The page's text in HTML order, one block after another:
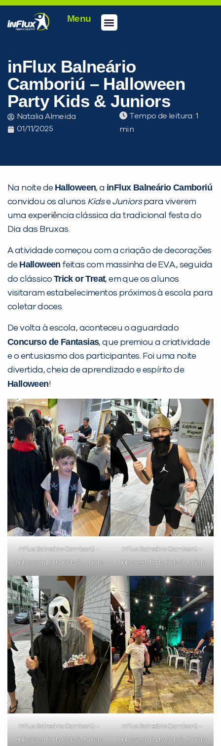
Menu
inFlux Balneário
Camboriú – Halloween
Party Kids & Juniors
Natalia Almeida
01/11/2025
Tempo de leitura:
Na noite de Halloween, a inFlux Balneário Camboriú
convidou os alunos KidseJuniorspara viverem
uma experiência clássica da tradicional festa do
Dia das Bruxas.
A atividade começou com a criação de decorações
de Halloween feitas com massinha de E.V.A., seguida
do clássico Trick or Treat, em que os alunos
visitaram estabelecimentos próximos à escola para
coletar doces.
De volta à escola, aconteceu o aguardado
Concurso de Fantasias, que premiou a criatividade
e o entusiasmo dos participantes. Foi uma noite
divertida, cheia de aprendizado e espírito de
Halloween!
inFlux Balneário Camboriú –
Halloween Party Kids & Juniors
inFlux Balneário Camboriú –
Halloween Party Kids & Juniors
inFlux Balneário Camboriú –
Halloween Party Kids & Juniors
inFlux Balneário Camboriú –
Halloween Party Kids & Juniors
PEÇA UMA DEMONSTRAÇÃO DE MÉTODO
Desculpe!
Não encontramos nenhuma unidade
inFlux nesta cidade ou bairro que
você digitou.
Preencha com seus dados abaixo e
já vamos te colocar em contato
com a:
Você é aluno inFlux?
Sim Não
VOLTAR